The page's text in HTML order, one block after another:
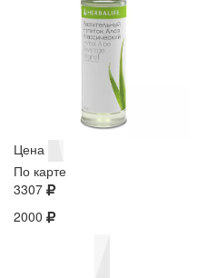
Цена
По карте
3307
2000